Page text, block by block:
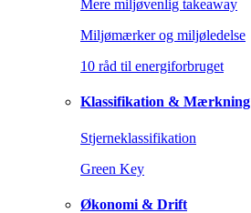
Mere miljøvenlig takeaway
Miljømærker og miljøledelse
10 råd til energiforbruget
Klassifikation & Mærkning
Stjerneklassifikation
Green Key
Økonomi & Drift